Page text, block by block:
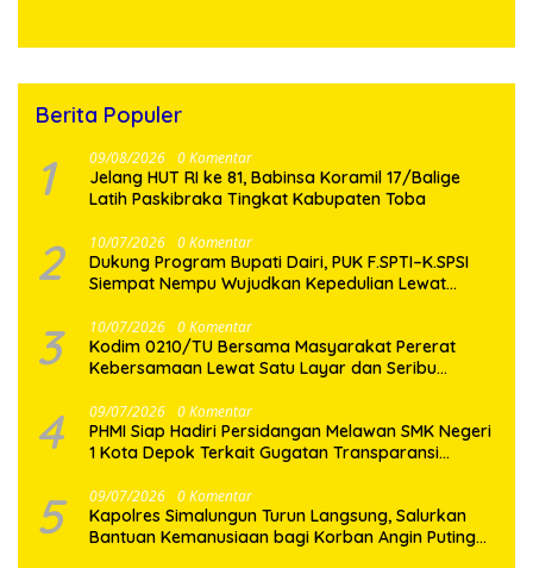
Berita Populer
1 09/08/2026 0 Komentar
Jelang HUT RI ke 81, Babinsa Koramil 17/Balige
Latih Paskibraka Tingkat Kabupaten Toba
2 10/07/2026 0 Komentar
Dukung Program Bupati Dairi, PUK F.SPTI–K.SPSI
Siempat Nempu Wujudkan Kepedulian Lewat
3 10/07/2026 0 Komentar
Kodim 0210/TU Bersama Masyarakat Pererat
Kebersamaan Lewat Satu Layar dan Seribu
4 09/07/2026 0 Komentar
PHMI Siap Hadiri Persidangan Melawan SMK Negeri
1 Kota Depok Terkait Gugatan Transparansi
5 09/07/2026 0 Komentar
Kapolres Simalungun Turun Langsung, Salurkan
Bantuan Kemanusiaan bagi Korban Angin Puting